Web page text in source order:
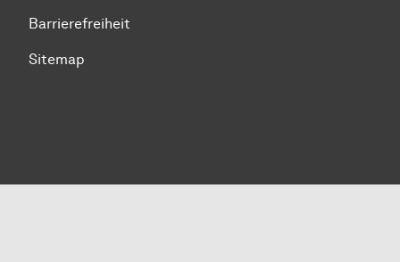
Barrierefreiheit
Sitemap